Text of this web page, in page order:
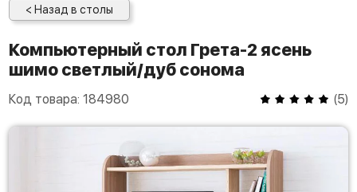
< Назад в столы
Компьютерный стол Грета-2 ясень
шимо светлый/дуб сонома
Код товара: 184980 (5)